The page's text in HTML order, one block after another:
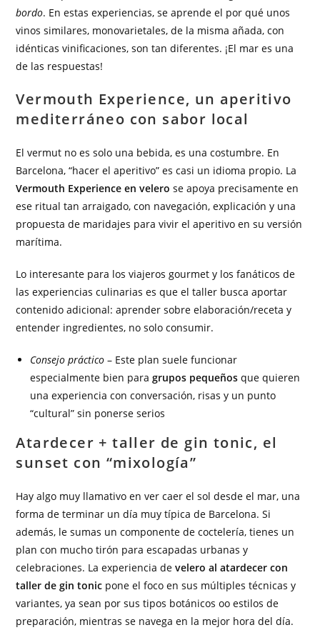
bordo. En estas experiencias, se aprende el por qué unos
vinos similares, monovarietales, de la misma añada, con
idénticas vinificaciones, son tan diferentes. ¡El mar es una
de las respuestas!
Vermouth Experience, un aperitivo
mediterráneo con sabor local
El vermut no es solo una bebida, es una costumbre. En
Barcelona, “hacer el aperitivo” es casi un idioma propio. La
Vermouth Experience en velero se apoya precisamente en
ese ritual tan arraigado, con navegación, explicación y una
propuesta de maridajes para vivir el aperitivo en su versión
marítima.
Lo interesante para los viajeros gourmet y los fanáticos de
las experiencias culinarias es que el taller busca aportar
contenido adicional: aprender sobre elaboración/receta y
entender ingredientes, no solo consumir.
Consejo práctico – Este plan suele funcionar
especialmente bien paragrupos pequeños que quieren
una experiencia con conversación, risas y un punto
“cultural” sin ponerse serios
Atardecer + taller de gin tonic, el
sunset con “mixología”
Hay algo muy llamativo en ver caer el sol desde el mar, una
forma de terminar un día muy típica de Barcelona. Si
además, le sumas un componente de coctelería, tienes un
plan con mucho tirón para escapadas urbanas y
celebraciones. La experiencia develero al atardecer con
taller de gin tonic pone el foco en sus múltiples técnicas y
variantes, ya sean por sus tipos botánicos oo estilos de
preparación, mientras se navega en la mejor hora del día.